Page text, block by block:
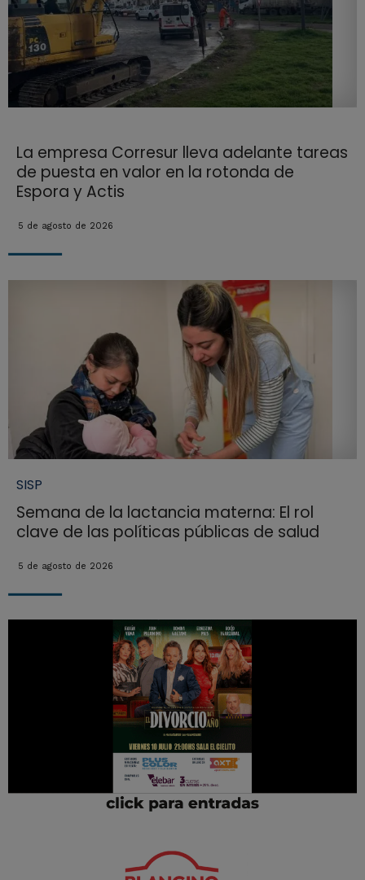
La empresa Corresur lleva adelante tareas
de puesta en valor en la rotonda de
Espora y Actis
5 de agosto de 2026
SISP
Semana de la lactancia materna: El rol
clave de las políticas públicas de salud
5 de agosto de 2026